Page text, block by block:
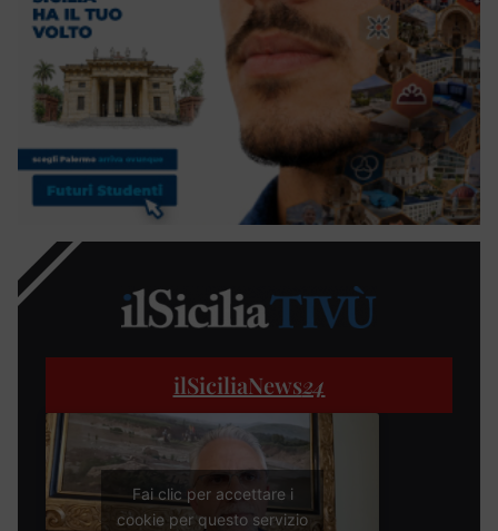
ilSiciliaNews24
Fai clic per accettare i
cookie per questo servizio